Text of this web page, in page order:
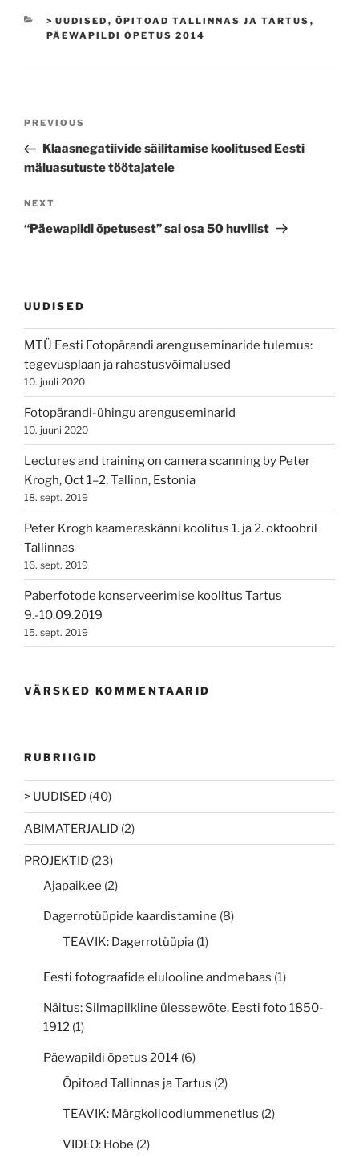
CATEGORIES
> UUDISED , ÕPITOAD TALLINNAS JA TARTUS ,
PÄEWAPILDI ÕPETUS 2014
Navigeerimine
Previous
Post
PREVIOUS
Klaasnegatiivide säilitamise koolitused Eesti
mäluasutuste töötajatele
Next
Post
NEXT
“Päewapildi õpetusest” sai osa 50 huvilist
UUDISED
MTÜ Eesti Fotopärandi arenguseminaride tulemus:
tegevusplaan ja rahastusvõimalused
10. juuli 2020
Fotopärandi-ühingu arenguseminarid
10. juuni 2020
Lectures and training on camera scanning by Peter
Krogh, Oct 1–2, Tallinn, Estonia
18. sept. 2019
Peter Krogh kaameraskänni koolitus 1. ja 2. oktoobril
Tallinnas
16. sept. 2019
Paberfotode konserveerimise koolitus Tartus
9.-10.09.2019
15. sept. 2019
VÄRSKED KOMMENTAARID
RUBRIIGID
> UUDISED (40)
ABIMATERJALID (2)
PROJEKTID (23)
Ajapaik.ee (2)
Dagerrotüüpide kaardistamine (8)
TEAVIK: Dagerrotüüpia (1)
Eesti fotograafide elulooline andmebaas (1)
Näitus: Silmapilkline ülessewõte. Eesti foto 1850-
1912 (1)
Päewapildi õpetus 2014 (6)
Õpitoad Tallinnas ja Tartus (2)
TEAVIK: Märgkolloodiummenetlus (2)
VIDEO: Hõbe (2)